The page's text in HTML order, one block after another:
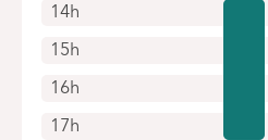
14h
15h
16h
17h